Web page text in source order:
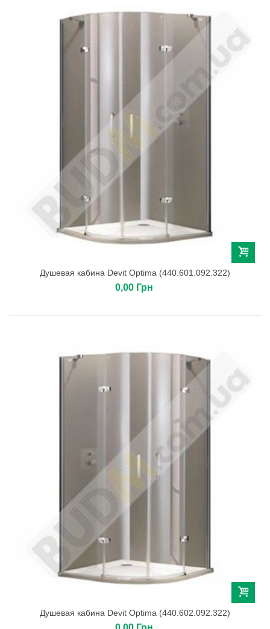
Душевая кабина Devit Optima (440.601.092.322)
0,00 Грн
Душевая кабина Devit Optima (440.602.092.322)